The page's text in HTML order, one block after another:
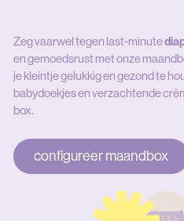
Zeg vaarwel tegen last-minute
en gemoedsrust met onze
je kleintje gelukkig en gezond te
babydoekjes en verzachtende
box.
configureer maandbox